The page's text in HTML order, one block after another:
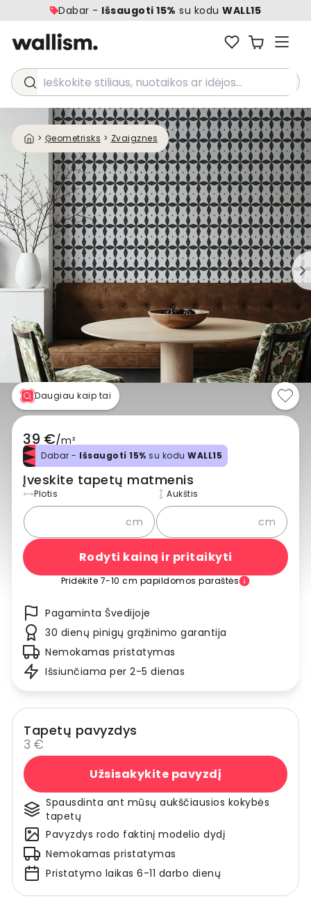
Dabar - Išsaugoti 15% su kodu WALL15
Ieškokite stiliaus, nuotaikos ar idėjos...
> Ģeometrisks > Zvaigznes
Daugiau kaip tai
39 €/m²
Dabar - Išsaugoti 15% su kodu WALL15
Įveskite tapetų matmenis
Plotis
cm
Aukštis
cm
Rodyti kainą ir pritaikyti
Pridėkite 7-10 cm papildomos paraštės
Pagaminta Švedijoje
30 dienų pinigų grąžinimo garantija
Nemokamas pristatymas
Išsiunčiama per 2-5 dienas
Tapetų pavyzdys
3 €
Užsisakykite pavyzdį
Spausdinta ant mūsų aukščiausios kokybės
tapetų
Pavyzdys rodo faktinį modelio dydį
Nemokamas pristatymas
Pristatymo laikas 6-11 darbo dienų